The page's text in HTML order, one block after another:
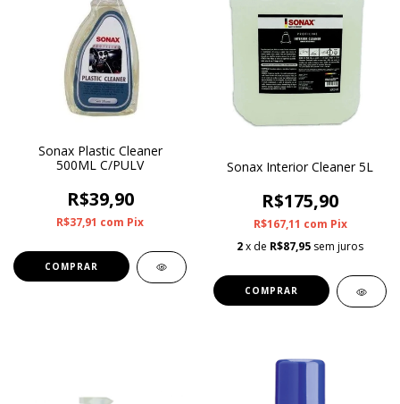
Sonax Plastic Cleaner
500ML C/PULV
R$39,90
R$37,91 com Pix
Sonax Interior Cleaner 5L
R$175,90
R$167,11 com Pix
2x de R$87,95 sem juros